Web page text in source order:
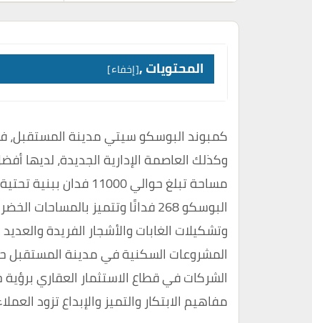
المحتويات , إخفاء
كمبوند البوسكو سيتي مدينة
وكذلك العاصمة الإدارية الجديدة،
مساحة تبلغ حوالي
البوسكو 268 فدانًا وتتميز
وتشكيلات الغابات والأشجار الفريدة
المشروعات السكنية في مدينة المستقبل
الشركات في قطاع الاستثمار العقاري
مفاهيم الابتكار والتميز والإبداع تزود